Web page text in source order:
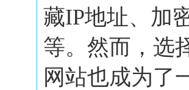
藏IP地址、加
等。然而，选
网站也成为了